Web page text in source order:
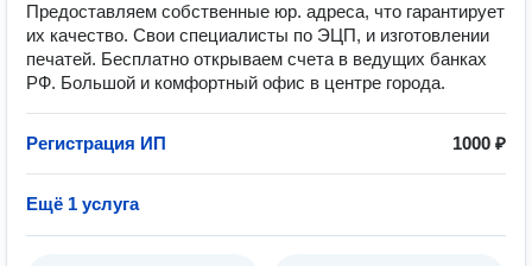
Предоставляем собственные юр. адреса, что гарантирует
их качество. Свои специалисты по ЭЦП, и изготовлении
печатей. Бесплатно открываем счета в ведущих банках
РФ. Большой и комфортный офис в центре города.
Регистрация ИП 1000 ₽
Ещё 1 услуга